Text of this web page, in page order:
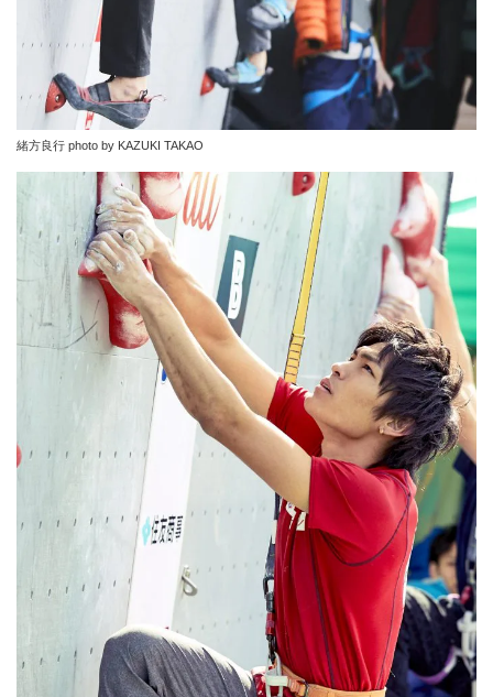
緒方良行 photo by KAZUKI TAKAO